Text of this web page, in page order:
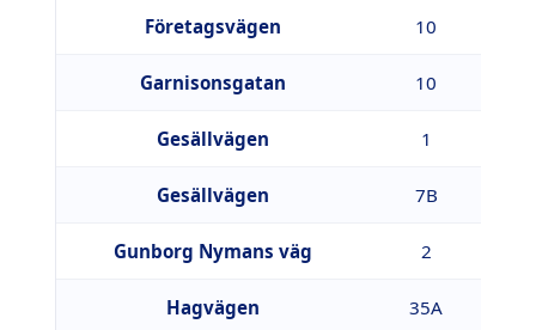
Företagsvägen 10
Garnisonsgatan 10
Gesällvägen 1
Gesällvägen 7B
Gunborg Nymans väg 2
Hagvägen 35A